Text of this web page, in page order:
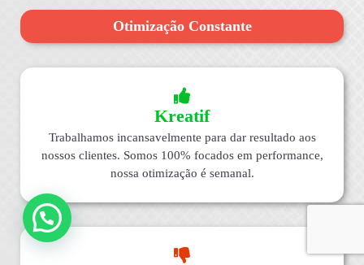
Otimização Constante
Kreatif
Trabalhamos incansavelmente para dar resultado aos
nossos clientes. Somos 100% focados em performance,
nossa otimização é semanal.